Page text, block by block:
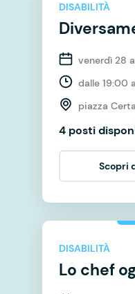
DISABILITÀ
venerdì 28
dalle 19:00
piazza
4 posti
Scopri
DISABILITÀ
Lo chef